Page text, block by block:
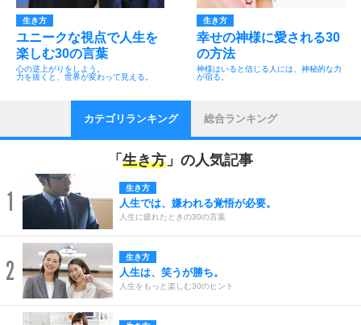
生き方
ユニークな視点で人生を
楽しむ30の言葉
心の逆上がりをしよう。
力を抜くと、世界が変わって見える。
生き方
幸せの神様に愛される30
の方法
神様はいると信じる人には、神秘的な力
が宿る。
カテゴリランキング 総合ランキング
「 生き方 」の人気記事
1 生き方
人生では、嫌われる覚悟が必要。
人生に疲れたときの30の言葉
2 生き方
人生は、笑うが勝ち。
人生をもっと楽しむ30のヒント